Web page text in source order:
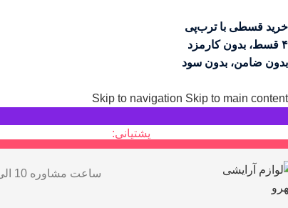
خرید قسطی با ترب‌پی
۴ قسط، بدون کارمزد
بدون ضامن، بدون سود
Skip to navigation Skip to main content
پشتیانی:
ساعت مشاوره 10 الی 14 و 17 الی 21